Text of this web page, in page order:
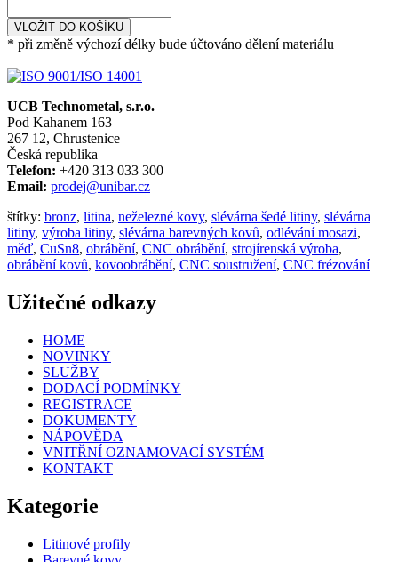
VLOŽIT DO KOŠÍKU
* při změně výchozí délky bude účtováno dělení materiálu
UCB Technometal, s.r.o.
Pod Kahanem 163
267 12, Chrustenice
Česká republika
Telefon: +420 313 033 300
Email: prodej@unibar.cz
štítky: bronz, litina, neželezné kovy, slévárna šedé litiny, slévárna
litiny, výroba litiny, slévárna barevných kovů, odlévání mosazi,
měď, CuSn8, obrábění, CNC obrábění, strojírenská výroba,
obrábění kovů, kovoobrábění, CNC soustružení, CNC frézování
Užitečné odkazy
HOME
NOVINKY
SLUŽBY
DODACÍ PODMÍNKY
REGISTRACE
DOKUMENTY
NÁPOVĚDA
VNITŘNÍ OZNAMOVACÍ SYSTÉM
KONTAKT
Kategorie
Litinové profily